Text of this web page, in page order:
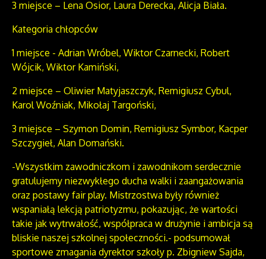
3 miejsce – Lena Osior, Laura Derecka, Alicja Biała.
Kategoria chłopców
1 miejsce - Adrian Wróbel, Wiktor Czarnecki, Robert
Wójcik, Wiktor Kamiński,
2 miejsce – Oliwier Matyjaszczyk, Remigiusz Cybul,
Karol Woźniak, Mikołaj Targoński,
3 miejsce – Szymon Domin, Remigiusz Symbor, Kacper
Szczygieł, Alan Domański.
-Wszystkim zawodniczkom i zawodnikom serdecznie
gratulujemy niezwykłego ducha walki i zaangażowania
oraz postawy fair play. Mistrzostwa były również
wspaniałą lekcją patriotyzmu, pokazując, że wartości
takie jak wytrwałość, współpraca w drużynie i ambicja są
bliskie naszej szkolnej społeczności.- podsumował
sportowe zmagania dyrektor szkoły p. Zbigniew Sajda,